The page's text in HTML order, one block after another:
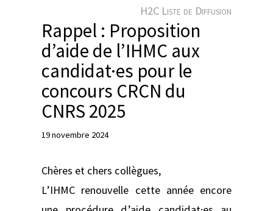
H2C Liste de Diffusion
Rappel : Proposition
d’aide de l’IHMC aux
candidat·es pour le
concours CRCN du
CNRS 2025
19 novembre 2024
Chères et chers collègues,
L’IHMC renouvelle cette année encore